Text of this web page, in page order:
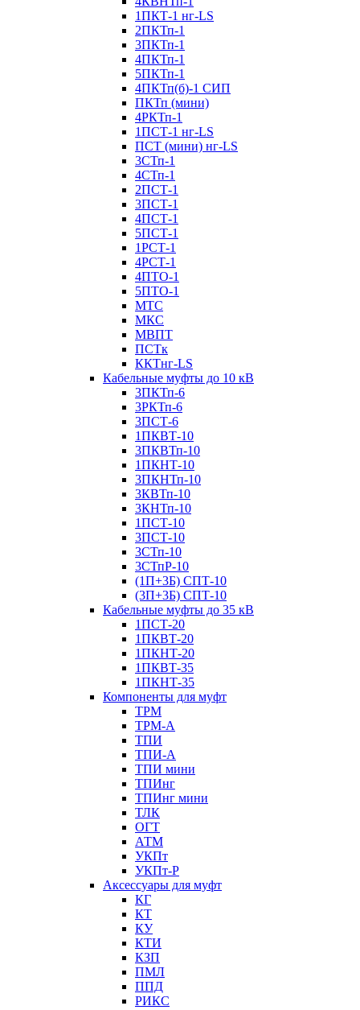
1ПКТ-1 нг-LS
2ПКТп-1
3ПКТп-1
4ПКТп-1
5ПКТп-1
4ПКТп(б)-1 СИП
ПКТп (мини)
4РКТп-1
1ПСТ-1 нг-LS
ПСТ (мини) нг-LS
3СТп-1
4СТп-1
2ПСТ-1
3ПСТ-1
4ПСТ-1
5ПСТ-1
1РСТ-1
4РСТ-1
4ПТО-1
5ПТО-1
МТС
МКС
МВПТ
ПСТк
ККТнг-LS
Кабельные муфты до 10 кВ
3ПКТп-6
3РКТп-6
3ПСТ-6
1ПКВТ-10
3ПКВТп-10
1ПКНТ-10
3ПКНТп-10
3КВТп-10
3КНТп-10
1ПСТ-10
3ПСТ-10
3СТп-10
3СТпР-10
(1П+3Б) СПТ-10
(3П+3Б) СПТ-10
Кабельные муфты до 35 кВ
1ПСТ-20
1ПКВТ-20
1ПКНТ-20
1ПКВТ-35
1ПКНТ-35
Компоненты для муфт
ТРМ
ТРМ-А
ТПИ
ТПИ-А
ТПИ мини
ТПИнг
ТПИнг мини
ТЛК
ОГТ
АТМ
УКПт
УКПт-Р
Аксессуары для муфт
КГ
КТ
КУ
КТИ
КЗП
ПМЛ
ППД
РИКС